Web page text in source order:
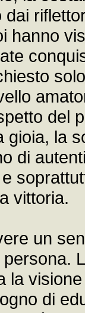
hanno
del
gioia, la
di
vittoria.
un
di